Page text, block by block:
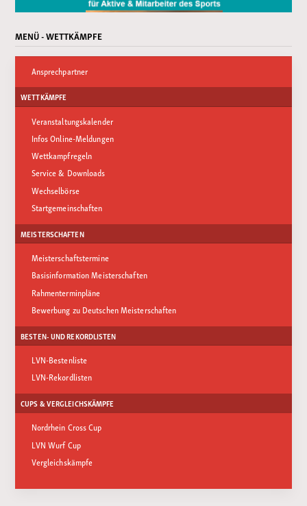
MENÜ - WETTKÄMPFE
Ansprechpartner
WETTKÄMPFE
Veranstaltungskalender
Infos Online-Meldungen
Wettkampfregeln
Service & Downloads
Wechselbörse
Startgemeinschaften
MEISTERSCHAFTEN
Meisterschaftstermine
Basisinformation Meisterschaften
Rahmenterminpläne
Bewerbung zu Deutschen Meisterschaften
BESTEN- UND REKORDLISTEN
LVN-Bestenliste
LVN-Rekordlisten
CUPS & VERGLEICHSKÄMPFE
Nordrhein Cross Cup
LVN Wurf Cup
Vergleichskämpfe